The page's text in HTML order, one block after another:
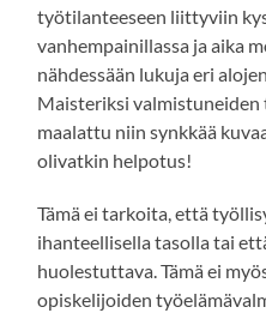
työtilanteeseen liittyviin
vanhempainillassa ja aika
nähdessään lukuja eri
Maisteriksi
maalattu niin synkkää
olivatkin helpotus!
Tämä ei tarkoita, että
ihanteellisella tasolla tai
huolestuttava. Tämä ei
opiskelijoiden